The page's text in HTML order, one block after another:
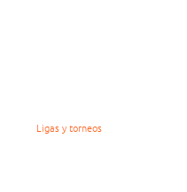
Ligas y torneos